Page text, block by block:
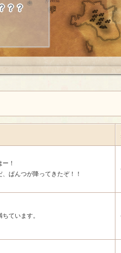
？？
！
、ぱんつが降ってきたぞ！！
ています。